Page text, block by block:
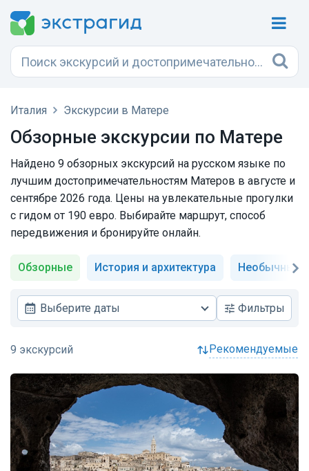
Италия Экскурсии в Матере
Обзорные экскурсии по Матере
Найдено 9 обзорных экскурсий на русском языке по
лучшим достопримечательностям Матеров в августе и
сентябре 2026 года. Цены на увлекательные прогулки
с гидом от 190 евро. Выбирайте маршрут, способ
передвижения и бронируйте онлайн.
Обзорные История и архитектура Необычные
Выберите даты Фильтры
рекомендуемые